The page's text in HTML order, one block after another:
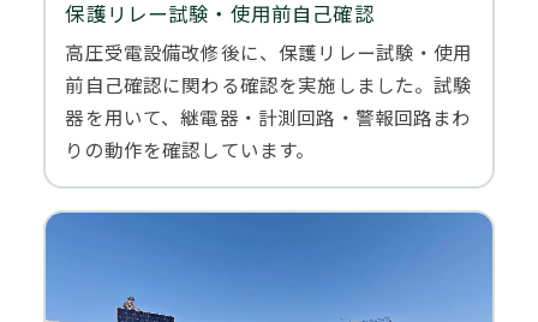
保護リレー試験・使用前自己確認
高圧受電設備改修後に、保護リレー試験・使用
前自己確認に関わる確認を実施しました。試験
器を用いて、継電器・計測回路・警報回路まわ
りの動作を確認しています。